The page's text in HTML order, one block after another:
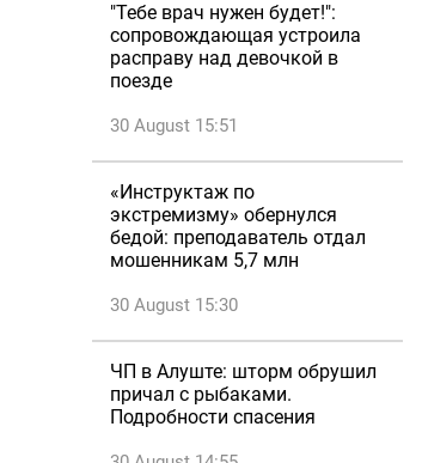
"Тебе врач нужен будет!":
сопровождающая устроила
расправу над девочкой в
поезде
30 August 15:51
«Инструктаж по
экстремизму» обернулся
бедой: преподаватель отдал
мошенникам 5,7 млн
30 August 15:30
ЧП в Алуште: шторм обрушил
причал с рыбаками.
Подробности спасения